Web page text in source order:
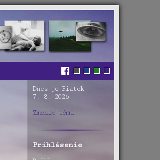
Dnes je Piatok
7. 8. 2026
Zmeniť tému
Prihlásenie